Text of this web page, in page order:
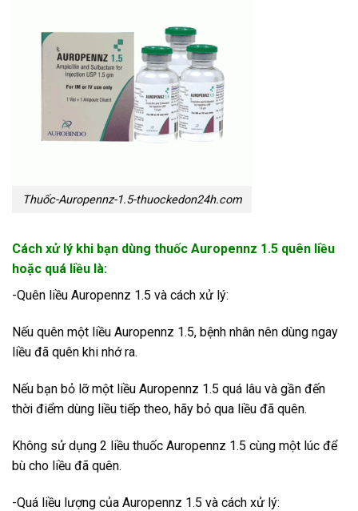
Thuốc-Auropennz-1.5-thuockedon24h.com
Cách xử lý khi bạn dùng thuốc Auropennz 1.5 quên liều
hoặc quá liều là:
-Quên liều Auropennz 1.5 và cách xử lý:
Nếu quên một liều Auropennz 1.5, bệnh nhân nên dùng ngay
liều đã quên khi nhớ ra.
Nếu bạn bỏ lỡ một liều Auropennz 1.5 quá lâu và gần đến
thời điểm dùng liều tiếp theo, hãy bỏ qua liều đã quên.
Không sử dụng 2 liều thuốc Auropennz 1.5 cùng một lúc để
bù cho liều đã quên.
-Quá liều lượng của Auropennz 1.5 và cách xử lý: